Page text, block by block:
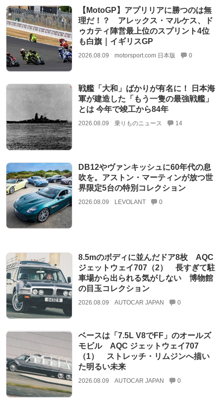
【MotoGP】アプリリアに勝つのは無
理だ！？ アレックス・マルケス、ド
ゥカティ陣営最上位のスプリント4位
も白旗｜イギリスGP
2026.08.09 motorsport.com 日本版 0
戦艦「大和」ばかりが有名に！ 日本海
軍が建造した「もう一隻の最強戦艦」
とは 今年で竣工から84年
2026.08.09 乗りものニュース 14
DB12やヴァンキッシュに60年代の息
吹を。アストン・マーティンが放つ世
界限定5台の特別コレクション
2026.08.09 LEVOLANT 0
8.5mのボディに並んだドア8枚 AQC
ジェットウェイ707（2） 長すぎて駐
車場から出られる気がしない 博物館
の目玉コレクション
2026.08.09 AUTOCAR JAPAN 0
ベースは「7.5L V8でFF」のオールズ
モビル AQC ジェットウェイ707
（1） ストレッチ・リムジンへ描い
た明るい未来
2026.08.09 AUTOCAR JAPAN 0